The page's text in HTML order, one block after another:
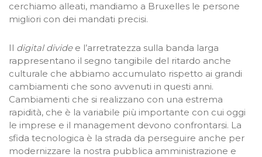
cerchiamo alleati, mandiamo a Bruxelles le persone
migliori con dei mandati precisi.
Il digital dividee l’arretratezza sulla banda larga
rappresentano il segno tangibile del ritardo anche
culturale che abbiamo accumulato rispetto ai grandi
cambiamenti che sono avvenuti in questi anni.
Cambiamenti che si realizzano con una estrema
rapidità, che è la variabile più importante con cui oggi
le imprese e il management devono confrontarsi. La
sfida tecnologica è la strada da perseguire anche per
modernizzare la nostra pubblica amministrazione e